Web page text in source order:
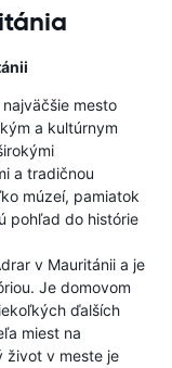
mesto
a kultúrnym
a tradičnou
múzeí, pamiatok
pohľad do histórie
v Mauritánii a je
Je domovom
ďalších
miest na
život v meste je